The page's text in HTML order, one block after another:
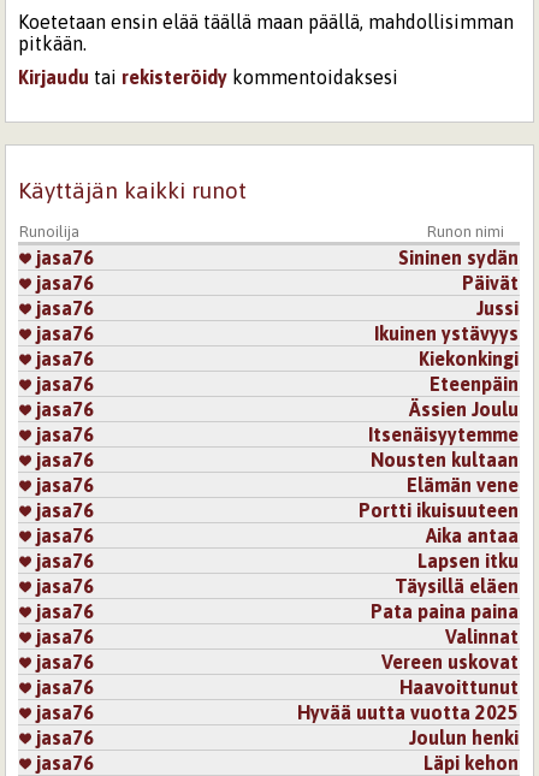
Koetetaan ensin elää täällä maan päällä, mahdollisimman
pitkään.
Kirjaudu tai rekisteröidy kommentoidaksesi
Sivut
Käyttäjän kaikki runot
Runoilija Runon nimi
jasa76
Sininen sydän
jasa76
Päivät
jasa76
Jussi
jasa76
Ikuinen ystävyys
jasa76
Kiekonkingi
jasa76
Eteenpäin
jasa76
Ässien Joulu
jasa76
Itsenäisyytemme
jasa76
Nousten kultaan
jasa76
Elämän vene
jasa76
Portti ikuisuuteen
jasa76
Aika antaa
jasa76
Lapsen itku
jasa76
Täysillä eläen
jasa76
Pata paina paina
jasa76
Valinnat
jasa76
Vereen uskovat
jasa76
Haavoittunut
jasa76
Hyvää uutta vuotta 2025
jasa76
Joulun henki
jasa76
Läpi kehon